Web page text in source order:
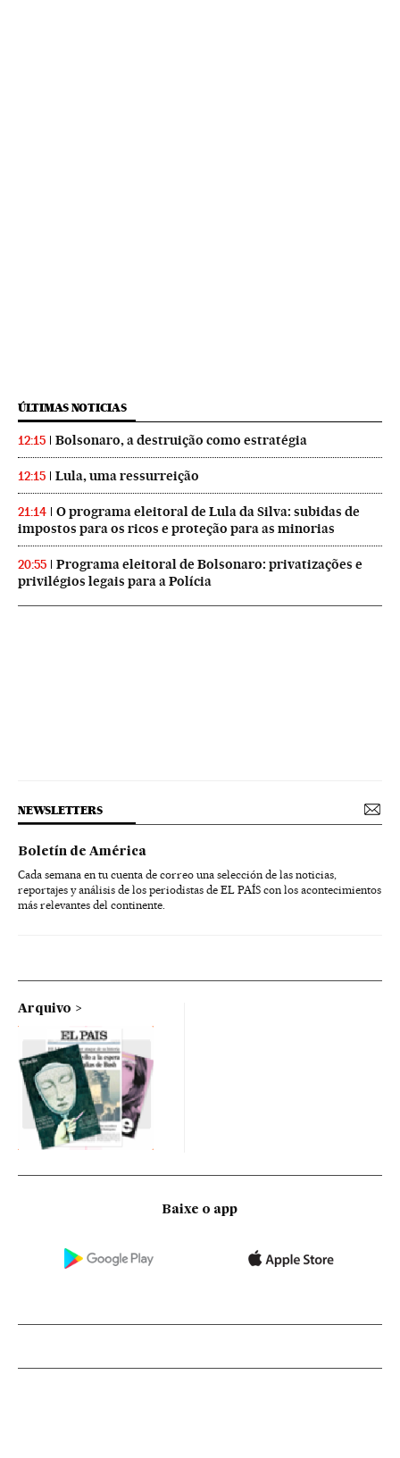
ÚLTIMAS NOTICIAS
12:15 Bolsonaro, a destruição como estratégia
12:15 Lula, uma ressurreição
21:14
O programa eleitoral de Lula da Silva: subidas de
impostos para os ricos e proteção para as minorias
20:55
Programa eleitoral de Bolsonaro: privatizações e
privilégios legais para a Polícia
NEWSLETTERS
Boletín de América
Cada semana en tu cuenta de correo una selección de las noticias,
reportajes y análisis de los periodistas de EL PAÍS con los acontecimientos
más relevantes del continente.
Arquivo
Baixe o app